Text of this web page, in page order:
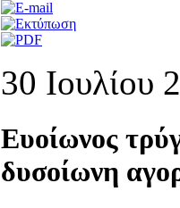
30 Ιουλίου
Ευοίωνος
δυσοίωνη